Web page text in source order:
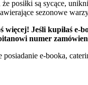
posiłki są sycące,
sezonowe
Jeśli kupiłaś e-
numer
e-booka,